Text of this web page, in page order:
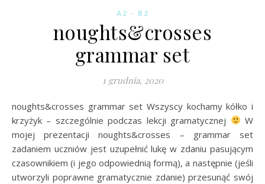
A2 - B2
noughts&crosses
grammar set
1 grudnia, 2020
noughts&crosses grammar set Wszyscy kochamy kółko i
krzyżyk – szczególnie podczas lekcji gramatycznej
W
mojej prezentacji noughts&crosses – grammar set
zadaniem uczniów jest uzupełnić lukę w zdaniu pasującym
czasownikiem (i jego odpowiednią formą), a następnie (jeśli
utworzyli poprawne gramatycznie zdanie) przesunąć swój